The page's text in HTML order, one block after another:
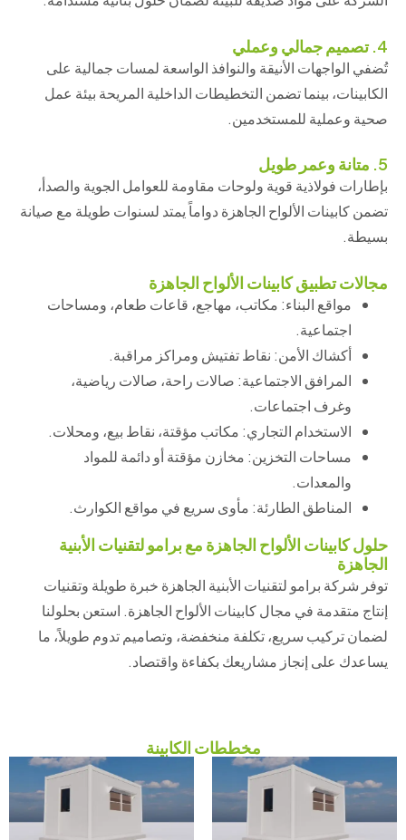
4. تصميم جمالي وعملي
تُضفي الواجهات الأنيقة والنوافذ الواسعة لمسات جمالية على
الكابينات، بينما تضمن التخطيطات الداخلية المريحة بيئة عمل
صحية وعملية للمستخدمين.
5. متانة وعمر طويل
بإطارات فولاذية قوية ولوحات مقاومة للعوامل الجوية والصدأ،
تضمن كابينات الألواح الجاهزة دواماً يمتد لسنوات طويلة مع صيانة
بسيطة.
مجالات تطبيق كابينات الألواح الجاهزة
مواقع البناء: مكاتب، مهاجع، قاعات طعام، ومساحات
اجتماعية.
أكشاك الأمن: نقاط تفتيش ومراكز مراقبة.
المرافق الاجتماعية: صالات راحة، صالات رياضية،
وغرف اجتماعات.
الاستخدام التجاري: مكاتب مؤقتة، نقاط بيع، ومحلات.
مساحات التخزين: مخازن مؤقتة أو دائمة للمواد
والمعدات.
المناطق الطارئة: مأوى سريع في مواقع الكوارث.
حلول كابينات الألواح الجاهزة مع برامو لتقنيات الأبنية
الجاهزة
توفر شركة برامو لتقنيات الأبنية الجاهزة خبرة طويلة وتقنيات
إنتاج متقدمة في مجال كابينات الألواح الجاهزة. استعن بحلولنا
لضمان تركيب سريع، تكلفة منخفضة، وتصاميم تدوم طويلاً، ما
يساعدك على إنجاز مشاريعك بكفاءة واقتصاد.
مخططات الكابينة